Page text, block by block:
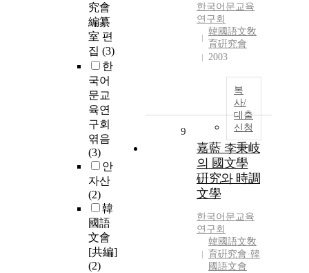
究會
編纂
室 편
집 (3)
한
국어
문교
육연
구회
엮음
(3)
안
자산
(2)
韓
國語
文會
[共編]
(2)
한국어문교육
연구회
韓國語文敎
育硏究會
2003
복
사/
대출
신청
9
嘉藍 李秉岐
의 國文學
硏究와 時調
文學
한국어문교육
연구회
韓國語文敎
育硏究會·韓
國語文會